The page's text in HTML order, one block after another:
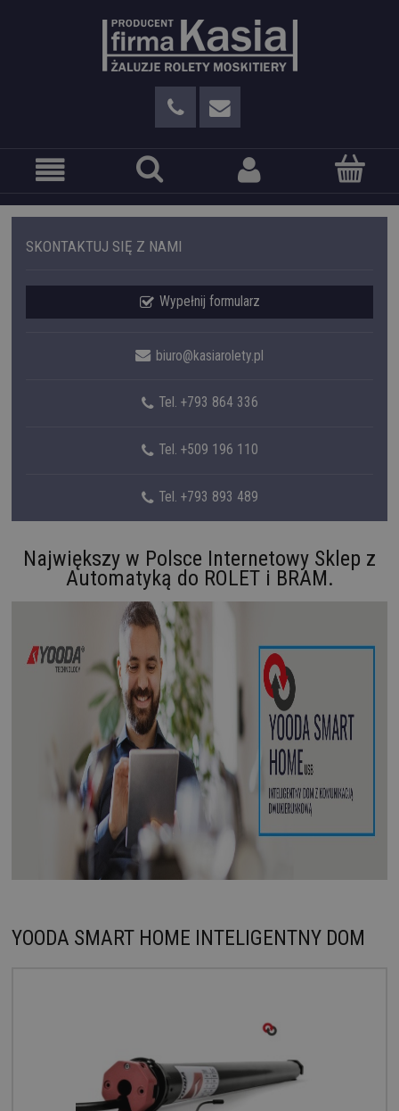
SKONTAKTUJ SIĘ Z NAMI
Wypełnij formularz
biuro@kasiarolety.pl
Tel. +793 864 336
Tel. +509 196 110
Tel. +793 893 489
Największy w Polsce Internetowy Sklep z
Automatyką do ROLET i BRAM.
YOODA SMART HOME INTELIGENTNY DOM